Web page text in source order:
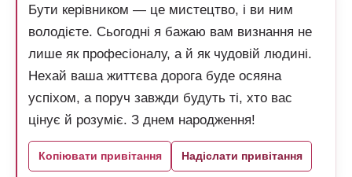
Бути керівником — це мистецтво, і ви ним
володієте. Сьогодні я бажаю вам визнання не
лише як професіоналу, а й як чудовій людині.
Нехай ваша життєва дорога буде осяяна
успіхом, а поруч завжди будуть ті, хто вас
цінує й розуміє. З днем народження!
Копіювати привітання Надіслати привітання